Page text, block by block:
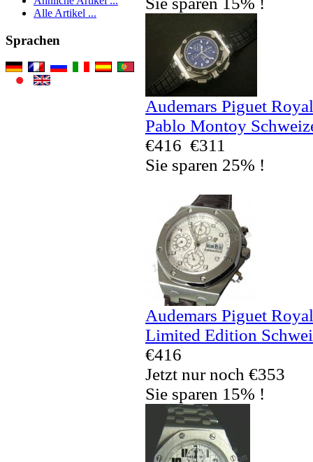
Alle Artikel ...
Sprachen
Audemars Piguet
Pablo Montoy
€416 €311
Sie sparen 25% !
Audemars Piguet
Limited Edition
€416
Jetzt nur noch €353
Sie sparen 15% !